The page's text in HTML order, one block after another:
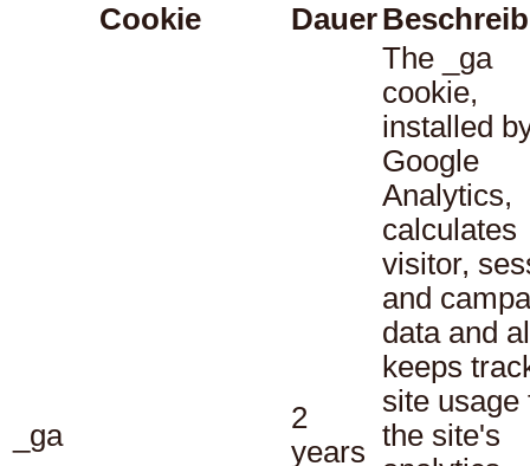
Cookie
Dauer
_ga
2
years
The _ga
cookie,
installed
Google
Analytics,
calculates
visitor,
and
data and
keeps
site usage
the site's